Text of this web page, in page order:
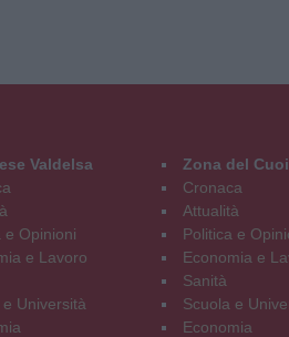
Valdelsa
e Opinioni
e Lavoro
e Università
Zona del
Cronaca
Attualità
Politica e
Economia e
Sanità
Scuola e
Economia